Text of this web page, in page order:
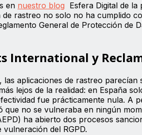
en nuestro blog Esfera Digital de la
rastreo no solo no ha cumplido
General de Protección de
International y
las aplicaciones de rastreo
lejos de la realidad: en España
fue prácticamente nula. A
no se vulneraba en ningún
ha abierto dos procesos
del RGPD.